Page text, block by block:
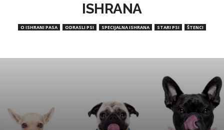
ISHRANA
O ISHRANI PASA ODRASLI PSI SPECIJALNA ISHRANA STARI PSI ŠTENCI